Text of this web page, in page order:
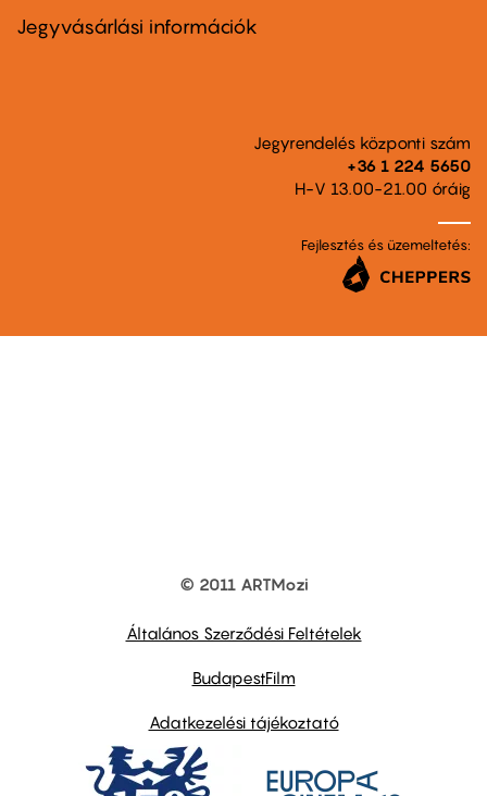
second
Jegyvásárlási információk
Jegyrendelés központi szám
+36 1 224 5650
H-V 13.00-21.00 óráig
Fejlesztés és üzemeltetés:
© 2011 ARTMozi
Általános Szerződési Feltételek
BudapestFilm
Adatkezelési tájékoztató